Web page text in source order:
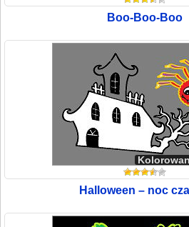
Boo-Boo-Boo
Halloween – noc